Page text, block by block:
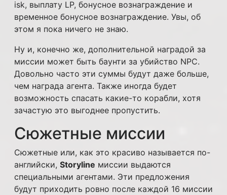
isk, выплату LP, бонусное вознаграждение и
временное бонусное вознаграждение. Увы, об
этом я пока ничего не знаю.
Ну и, конечно же, дополнительной наградой за
миссии может быть баунти за убийство NPC.
Довольно часто эти суммы будут даже больше,
чем награда агента. Также иногда будет
возможность спасать какие-то корабли, хотя
зачастую это выгоднее пропустить.
Сюжетные миссии
Сюжетные или, как это красиво называется по-
английски, Storyline миссии выдаются
специальными агентами. Эти предложения
будут приходить ровно после каждой 16 миссии